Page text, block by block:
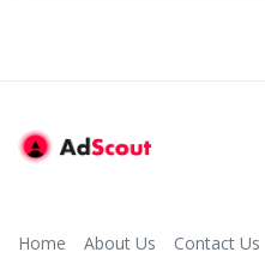
Home About Us Contact Us